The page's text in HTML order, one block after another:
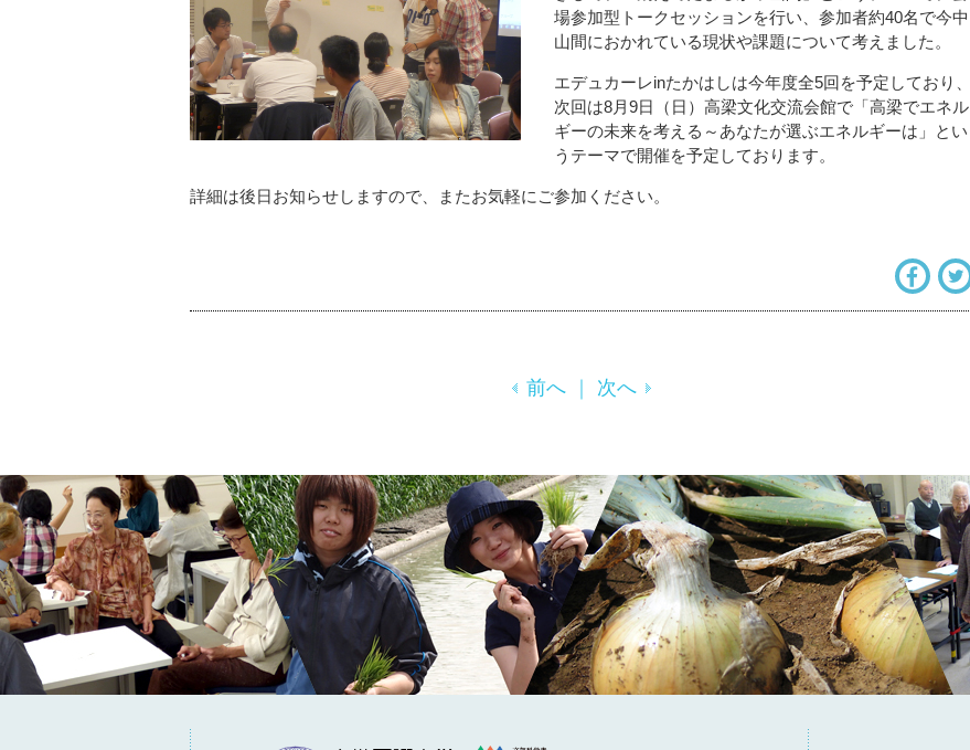
場参加型トークセッションを行い、参加者約40名で今中
山間におかれている現状や課題について考えました。
エデュカーレinたかはしは今年度全5回を予定しており、
次回は8月9日（日）高梁文化交流会館で「高梁でエネル
ギーの未来を考える～あなたが選ぶエネルギーは」とい
うテーマで開催を予定しております。
詳細は後日お知らせしますので、またお気軽にご参加ください。
前へ 次へ